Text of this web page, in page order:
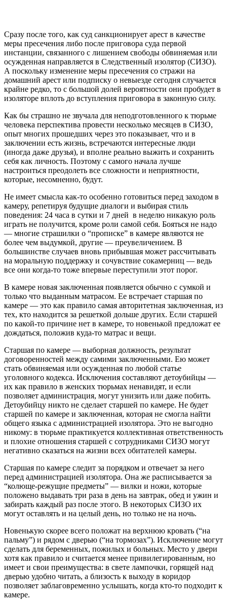
Сразу после того, как суд санкционирует арест в качестве
меры пресечения либо после приговора суда первой
инстанции, связанного с лишением свободы обвиняемая или
осужденная направляется в Следственный изолятор (СИЗО).
А поскольку изменение меры пресечения со стражи на
домашний арест или подписку о невыезде сегодня случается
крайне редко, то с большой долей вероятности они пробудет в
изоляторе вплоть до вступления приговора в законную силу.
Как бы страшно не звучала для неподготовленного к тюрьме
человека перспектива провести несколько месяцев в СИЗО,
опыт многих прошедших через это показывает, что и в
заключении есть жизнь, встречаются интересные люди
(иногда даже друзья), и вполне реально выжить и сохранить
себя как личность. Поэтому с самого начала лучше
настроиться преодолеть все сложности и неприятности,
которые, несомненно, будут.
Не имеет смысла как-то особенно готовиться перед заходом в
камеру, репетируя будущие диалоги и выбирая стиль
поведения: 24 часа в сутки и 7 дней в неделю никакую роль
играть не получится, кроме роли самой себя. Бояться не надо
— многие страшилки о “прописке” в камере являются не
более чем выдумкой, другие — преувеличением. В
большинстве случаев вновь прибывшая может рассчитывать
на моральную поддержку и сочувствие сокамерниц — ведь
все они когда-то тоже впервые переступили этот порог.
В камере новая заключенная появляется обычно с сумкой и
только что выданным матрасом. Ее встречает старшая по
камере — это как правило самая авторитетная заключенная, из
тех, кто находится за решеткой дольше других. Если старшей
по какой-то причине нет в камере, то новенькой предложат ее
дождаться, положив куда-то матрас и вещи.
Старшая по камере — выборная должность, результат
договоренностей между самими заключенными. Ею может
стать обвиняемая или осужденная по любой статье
уголовного кодекса. Исключения составляют детоубийцы —
их как правило в женских тюрьмах ненавидят, и если
позволяет администрация, могут унизить или даже побить.
Детоубийцу никто не сделает старшей по камере. Не будет
старшей по камере и заключенная, которая не смогла найти
общего языка с администрацией изолятора. Это не выгодно
никому: в тюрьме практикуется коллективная ответственность
и плохие отношения старшей с сотрудниками СИЗО могут
негативно сказаться на жизни всех обитателей камеры.
Старшая по камере следит за порядком и отвечает за него
перед администрацией изолятора. Она же расписывается за
“колюще-режущие предметы” — вилки и ножи, которые
положено выдавать три раза в день на завтрак, обед и ужин и
забирать каждый раз после этого. В некоторых СИЗО их
могут оставлять и на целый день, но только не на ночь.
Новенькую скорее всего положат на верхнюю кровать (“на
пальму”) и рядом с дверью (“на тормозах”). Исключение могут
сделать для беременных, пожилых и больных. Место у двери
хотя как правило и считается менее привилегированным, но
имеет и свои преимущества: в свете лампочки, горящей над
дверью удобно читать, а близость к выходу в коридор
позволяет заблаговременно услышать, когда кто-то подходит к
камере.